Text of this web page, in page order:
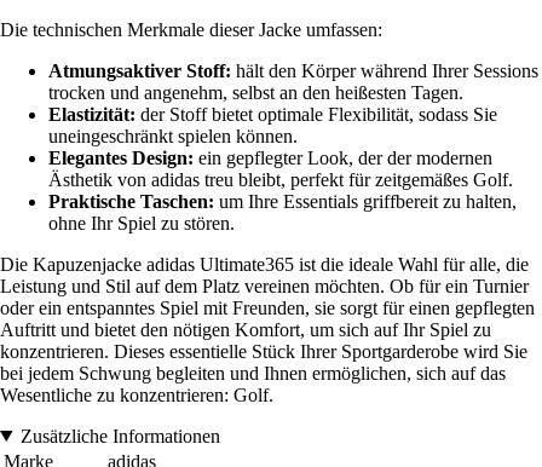
Die technischen Merkmale dieser Jacke umfassen:
Atmungsaktiver Stoff: hält den Körper während Ihrer Sessions
trocken und angenehm, selbst an den heißesten Tagen.
Elastizität: der Stoff bietet optimale Flexibilität, sodass Sie
uneingeschränkt spielen können.
Elegantes Design: ein gepflegter Look, der der modernen
Ästhetik von adidas treu bleibt, perfekt für zeitgemäßes Golf.
Praktische Taschen: um Ihre Essentials griffbereit zu halten,
ohne Ihr Spiel zu stören.
Die Kapuzenjacke adidas Ultimate365 ist die ideale Wahl für alle, die
Leistung und Stil auf dem Platz vereinen möchten. Ob für ein Turnier
oder ein entspanntes Spiel mit Freunden, sie sorgt für einen gepflegten
Auftritt und bietet den nötigen Komfort, um sich auf Ihr Spiel zu
konzentrieren. Dieses essentielle Stück Ihrer Sportgarderobe wird Sie
bei jedem Schwung begleiten und Ihnen ermöglichen, sich auf das
Wesentliche zu konzentrieren: Golf.
Zusätzliche Informationen
Marke
adidas